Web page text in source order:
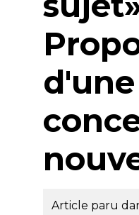
d'une
Article paru